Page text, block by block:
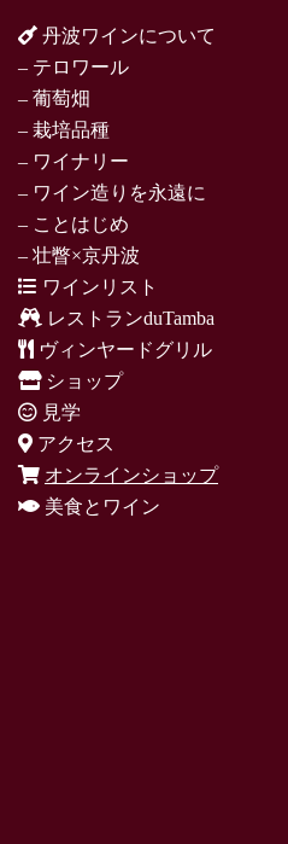
丹波ワインについて
– テロワール
– 葡萄畑
– 栽培品種
– ワイナリー
– ワイン造りを永遠に
– ことはじめ
– 壮瞥×京丹波
ワインリスト
レストランduTamba
ヴィンヤードグリル
ショップ
見学
アクセス
オンラインショップ
美食とワイン